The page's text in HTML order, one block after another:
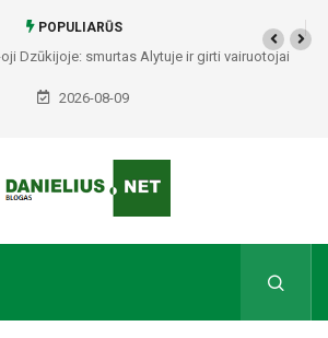
POPULIARŪS
Dzūkijoje: smurtas Alytuje ir girti vairuotojai
bei Varėnos rajone
2026-08-09